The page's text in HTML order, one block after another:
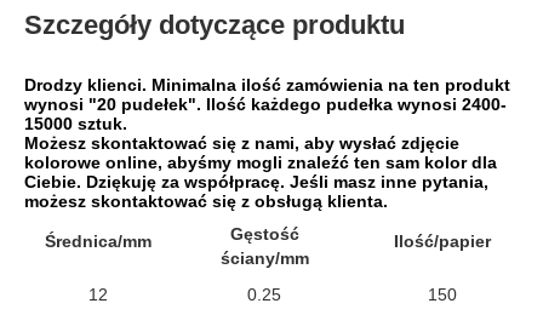
Szczegóły dotyczące produktu
Drodzy klienci. Minimalna ilość zamówienia na ten produkt
wynosi "20 pudełek". Ilość każdego pudełka wynosi 2400-
15000 sztuk.
Możesz skontaktować się z nami, aby wysłać zdjęcie
kolorowe online, abyśmy mogli znaleźć ten sam kolor dla
Ciebie. Dziękuję za współpracę. Jeśli masz inne pytania,
możesz skontaktować się z obsługą klienta.
Średnica/mm
Gęstość
ściany/mm
Ilość/papier
12 0.25 150